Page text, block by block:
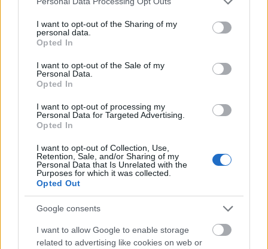
not limited to your visit or usage behaviour. You may click to
grant or deny consent to Google and its third-party tags to
use your data for below specified purposes in below Google
consent section.
I want to opt-out of the Sharing of my
personal data.
Opted In
I want to opt-out of the Sale of my
Personal Data.
Opted In
I want to opt-out of processing my
Personal Data for Targeted Advertising.
Opted In
I want to opt-out of Collection, Use,
Retention, Sale, and/or Sharing of my
Personal Data that Is Unrelated with the
Purposes for which it was collected.
Opted Out
Google consents
I want to allow Google to enable storage
related to advertising like cookies on web or
Amikor a férfi prostit keres a neten,
de nagyon meglepődik